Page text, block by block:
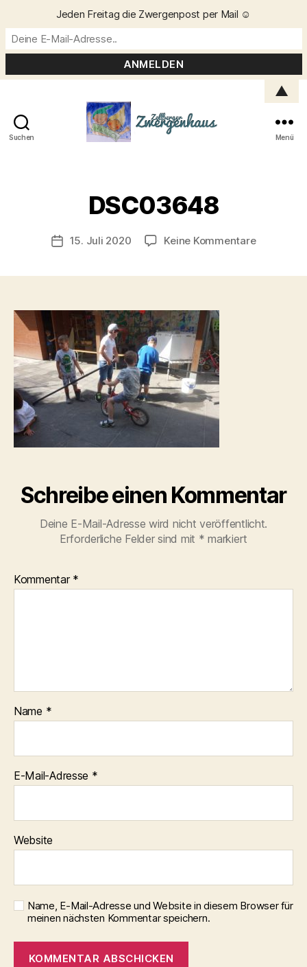
Suchen Menü
DSC03648
Beitragsautor
n
C
ri
t
Veröffentlichungsdatum
15. Juli 2020 Keine Kommentarezu
Schreibe einen Kommentar
Deine E-Mail-Adresse wird nicht veröffentlicht.
Erforderliche Felder sind mit * markiert
Kommentar *
Name *
E-Mail-Adresse *
Website
Name, E-Mail-Adresse und Website in diesem Browser für
meinen nächsten Kommentar speichern.
Jeden Freitag die Zwergenpost per Mail ☺️
▲